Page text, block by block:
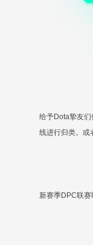
给予Dota挚友
线进行归类。或
新赛季DPC联赛